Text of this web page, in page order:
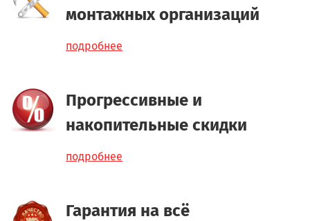
монтажных организаций
подробнее
Прогрессивные и
накопительные скидки
подробнее
Гарантия на всё